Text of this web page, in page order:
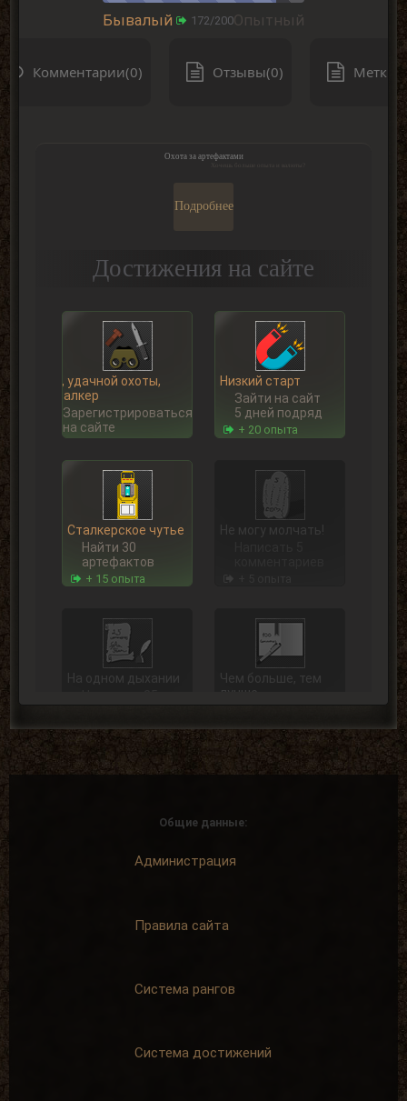
Бывалый 172/200Опытный
Комментарии(0) Отзывы(0)
Охота за артефактами
Хочешь больше опыта и валюты?
Подробнее
Достижения на сайте
Ну, удачной охоты,
Сталкер
Зарегистрироваться
на сайте
Низкий старт
Зайти на сайт
5 дней подряд
+ 20 опыта
Сталкерское чутье
Найти 30
артефактов
+ 15 опыта
Не могу молчать!
На одном дыхании
комментариев
+ 15 опыта
Чем больше, тем
лучше
Написать 100
+ 40 опыта
Написать 250
комментариев
подражания
+ 200 опыта
развитии SpAa
Общие данные:
Администрация
Правила сайта
Система рангов
Система достижений